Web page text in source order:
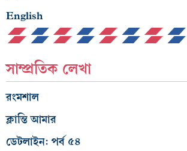
English
সাম্প্রতিক লেখা
রংমশাল
ক্লান্তি আমার
ডেটলাইন: পর্ব ৫৪